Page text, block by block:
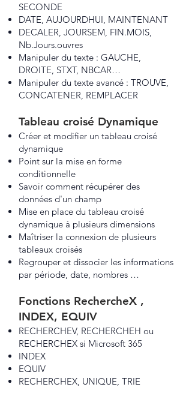
SECONDE
DATE, AUJOURDHUI, MAINTENANT
DECALER, JOURSEM, FIN.MOIS,
Nb.Jours.ouvres
Manipuler du texte : GAUCHE,
DROITE, STXT, NBCAR…
Manipuler du texte avancé : TROUVE,
CONCATENER, REMPLACER
Tableau croisé Dynamique
Créer et modifier un tableau croisé
dynamique
Point sur la mise en forme
conditionnelle
Savoir comment récupérer des
données d'un champ
Mise en place du tableau croisé
dynamique à plusieurs dimensions
Maîtriser la connexion de plusieurs
tableaux croisés
Regrouper et dissocier les informations
par période, date, nombres …
Fonctions RechercheX ,
INDEX, EQUIV
RECHERCHEV, RECHERCHEH ou
RECHERCHEX si Microsoft 365
INDEX
EQUIV
RECHERCHEX, UNIQUE, TRIE